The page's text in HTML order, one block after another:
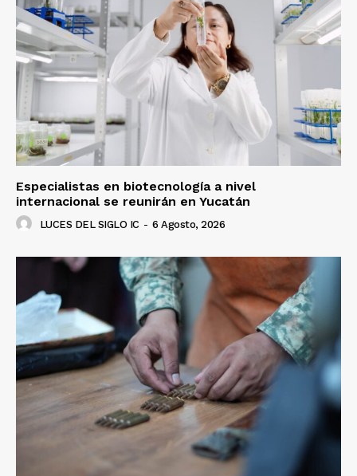
Especialistas en biotecnología a nivel
internacional se reunirán en Yucatán
LUCES DEL SIGLO IC - 6 Agosto, 2026